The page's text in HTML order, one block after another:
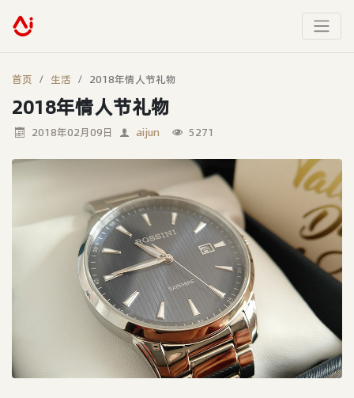
首页 生活 2018年情人节礼物
2018年情人节礼物
2018年02月09日 aijun 5271